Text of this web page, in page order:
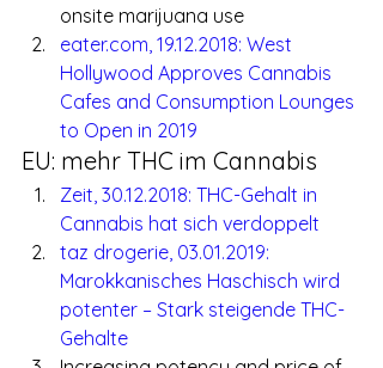
onsite marijuana use
eater.com, 19.12.2018: West
Hollywood Approves Cannabis
Cafes and Consumption Lounges
to Open in 2019
EU: mehr THC im Cannabis
Zeit, 30.12.2018: THC-Gehalt in
Cannabis hat sich verdoppelt
taz drogerie, 03.01.2019:
Marokkanisches Haschisch wird
potenter – Stark steigende THC-
Gehalte